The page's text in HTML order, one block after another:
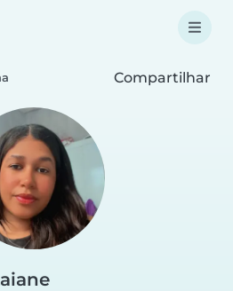
Compartilhar